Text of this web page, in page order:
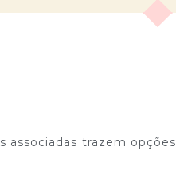
associadas trazem opções